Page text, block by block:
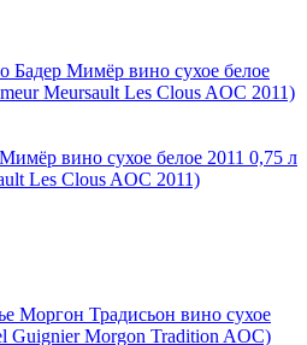
вино сухое белое 2011 0,75 л
Les Clous AOC 2011)